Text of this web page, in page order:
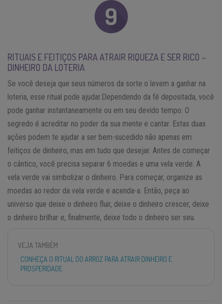
RITUAIS E FEITIÇOS PARA ATRAIR RIQUEZA E SER RICO –
DINHEIRO DA LOTERIA
Se você deseja que seus números da sorte o levem a ganhar na
loteria, esse ritual pode ajudar.Dependendo da fé depositada, você
pode ganhar instantaneamente ou em seu devido tempo. O
segredo é acreditar no poder da sua mente e cantar. Estas duas
ações podem te ajudar a ser bem-sucedido não apenas em
feitiços de dinheiro, mas em tudo que desejar. Antes de começar
o cântico, você precisa separar 6 moedas e uma vela verde. A
vela verde vai simbolizar o dinheiro. Para começar, organize as
moedas ao redor da vela verde e acenda-a. Então, peça ao
universo que deixe o dinheiro fluir, deixe o dinheiro crescer, deixe
o dinheiro brilhar e, finalmente, deixe todo o dinheiro ser seu.
VEJA TAMBÉM
CONHEÇA O RITUAL DO ARROZ PARA ATRAIR DINHEIRO E
PROSPERIDADE